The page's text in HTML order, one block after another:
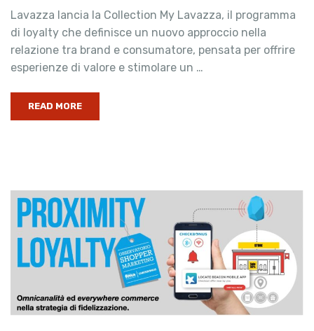
Lavazza lancia la Collection My Lavazza, il programma
di loyalty che definisce un nuovo approccio nella
relazione tra brand e consumatore, pensata per offrire
esperienze di valore e stimolare un …
READ MORE